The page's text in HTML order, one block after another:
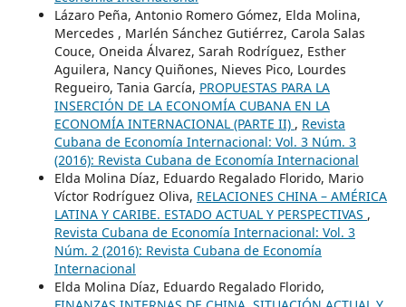
Lázaro Peña, Antonio Romero Gómez, Elda Molina,
Mercedes , Marlén Sánchez Gutiérrez, Carola Salas
Couce, Oneida Álvarez, Sarah Rodríguez, Esther
Aguilera, Nancy Quiñones, Nieves Pico, Lourdes
Regueiro, Tania García, PROPUESTAS PARA LA
INSERCIÓN DE LA ECONOMÍA CUBANA EN LA
ECONOMÍA INTERNACIONAL (PARTE II) , Revista
Cubana de Economía Internacional: Vol. 3 Núm. 3
(2016): Revista Cubana de Economía Internacional
Elda Molina Díaz, Eduardo Regalado Florido, Mario
Víctor Rodríguez Oliva, RELACIONES CHINA – AMÉRICA
LATINA Y CARIBE. ESTADO ACTUAL Y PERSPECTIVAS ,
Revista Cubana de Economía Internacional: Vol. 3
Núm. 2 (2016): Revista Cubana de Economía
Internacional
Elda Molina Díaz, Eduardo Regalado Florido,